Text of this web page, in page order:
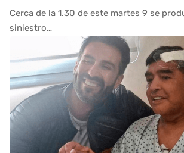
Cerca de la 1.30 de este martes 9 se
siniestro…